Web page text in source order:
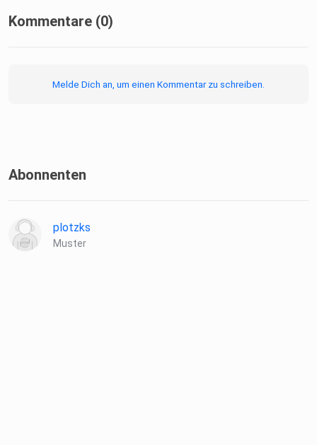
Kommentare (0)
Melde Dich an, um einen Kommentar zu schreiben.
Abonnenten
plotzks
Muster